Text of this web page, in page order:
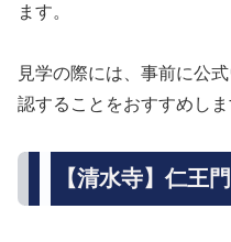
ます。
見学の際には、事前に公
認することをおすすめしま
【清水寺】仁王